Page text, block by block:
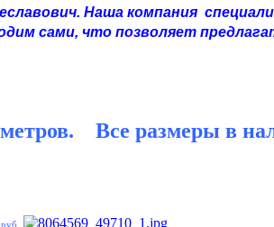
Наша компания
сами, что позволяет
Все размеры в